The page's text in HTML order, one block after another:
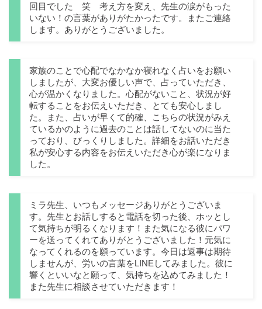
回目でした 笑 考え方を変え、先生の涙がもった
いない！の言葉がありがたかったです。またご連絡
します。ありがとうございました。
家族のことで心配でなかなか寝れなく占いをお願い
しましたが、大変お優しい声で、占っていただき、
心が温かくなりました。心配がないこと、状況が好
転することをお伝えいただき、とても安心しまし
た。また、占いが早くて的確、こちらの状況がみえ
ているかのように過去のことは話してないのに当た
っており、びっくりしました。詳細をお話いただき
私が安心する内容をお伝えいただき心が楽になりま
した。
ミラ先生、いつもメッセージありがとうございま
す。先生とお話しすると電話を切った後、ホッとし
て気持ちが明るくなります！また気になる彼にパワ
ーを送ってくれてありがとうございました！元気に
なってくれるのを願っています。今日は返事は期待
しませんが、労いの言葉をLINEしてみました。彼に
響くといいなと願って、気持ちを込めてみました！
また先生に相談させていただきます！